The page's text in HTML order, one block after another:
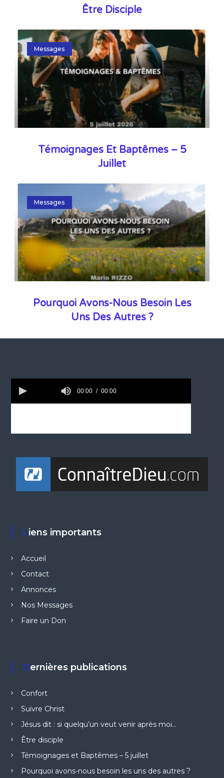
Être Disciple
Messages
Témoignages Et Baptêmes – 5
Juillet
Messages
Pourquoi Avons-Nous Besoin Les
Uns Des Autres ?
Liens importants
Accueil
Contact
Annonces
Nos Messages
Faire un Don
Dernières publications
Confort
Suivre Christ
Jésus dit : si quelqu’un veut venir après moi…
Être disciple
Témoignages et Baptêmes – 5 juillet
Pourquoi avons-nous besoin les uns des autres ?